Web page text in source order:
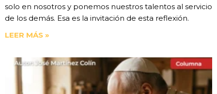
solo en nosotros y ponemos nuestros talentos al servicio
de los demás. Esa es la invitación de esta reflexión.
LEER MÁS »